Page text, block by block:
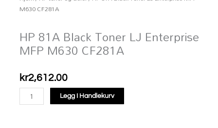
M630 CF281A
HP 81A Black Toner LJ Enterprise
MFP M630 CF281A
kr2,612.00
HP
81A
Legg I Handlekurv